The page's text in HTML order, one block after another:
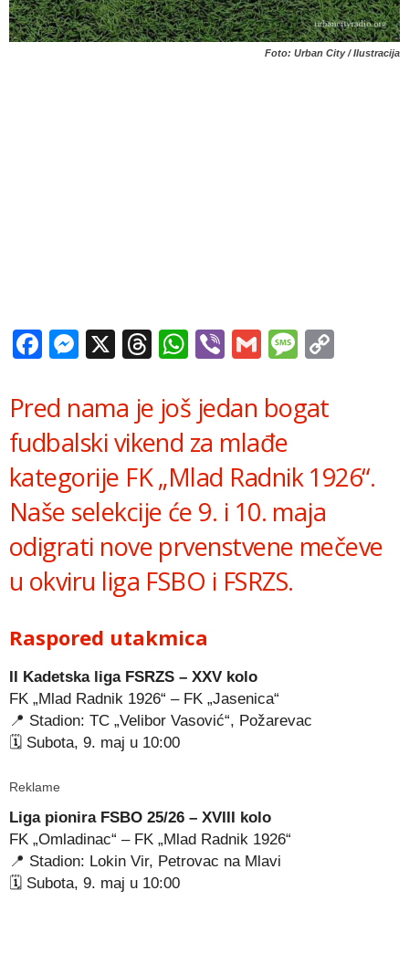
Foto: Urban City / Ilustracija
Facebook
Messenger
X Threads
WhatsApp
ViberGmail
Pred nama je još jedan bogat
fudbalski vikend za mlađe
kategorije FK „Mlad Radnik 1926“.
Naše selekcije će 9. i 10. maja
odigrati nove prvenstvene mečeve
u okviru liga FSBO i FSRZS.
Raspored utakmica
II Kadetska liga FSRZS – XXV kolo
FK „Mlad Radnik 1926“ – FK „Jasenica“
📍 Stadion: TC „Velibor Vasović“, Požarevac
🗓 Subota, 9. maj u 10:00
Reklame
Liga pionira FSBO 25/26 – XVIII kolo
FK „Omladinac“ – FK „Mlad Radnik 1926“
📍 Stadion: Lokin Vir, Petrovac na Mlavi
🗓 Subota, 9. maj u 10:00